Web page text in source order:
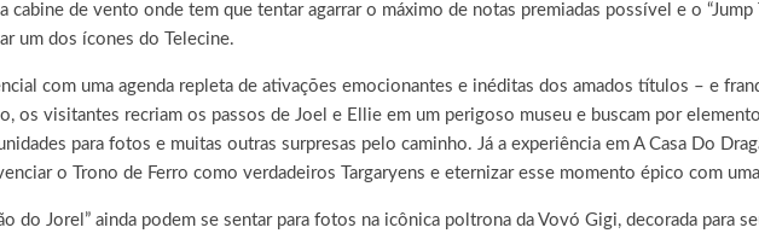
cabine de vento onde tem que tentar agarrar o máximo de notas premiadas possível e o “Jump
um dos ícones do Telecine.
com uma agenda repleta de ativações emocionantes e inéditas dos amados títulos – e
os visitantes recriam os passos de Joel e Ellie em um perigoso museu e buscam por
para fotos e muitas outras surpresas pelo caminho. Já a experiência em A Casa Do
o Trono de Ferro como verdadeiros Targaryens e eternizar esse momento épico com
do Jorel” ainda podem se sentar para fotos na icônica poltrona da Vovó Gigi, decorada para